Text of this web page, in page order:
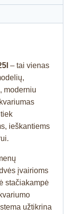
– tai vienas
moderniu
ieškantiems
įvairioms
stačiakampė
užtikrina